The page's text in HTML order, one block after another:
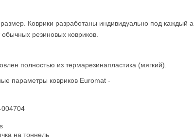
Коврики разработаны индивидуально под каждый
резиновых ковриков.
полностью из термарезинапластика (мягкий).
параметры ковриков Euromat -
004704
на тоннель